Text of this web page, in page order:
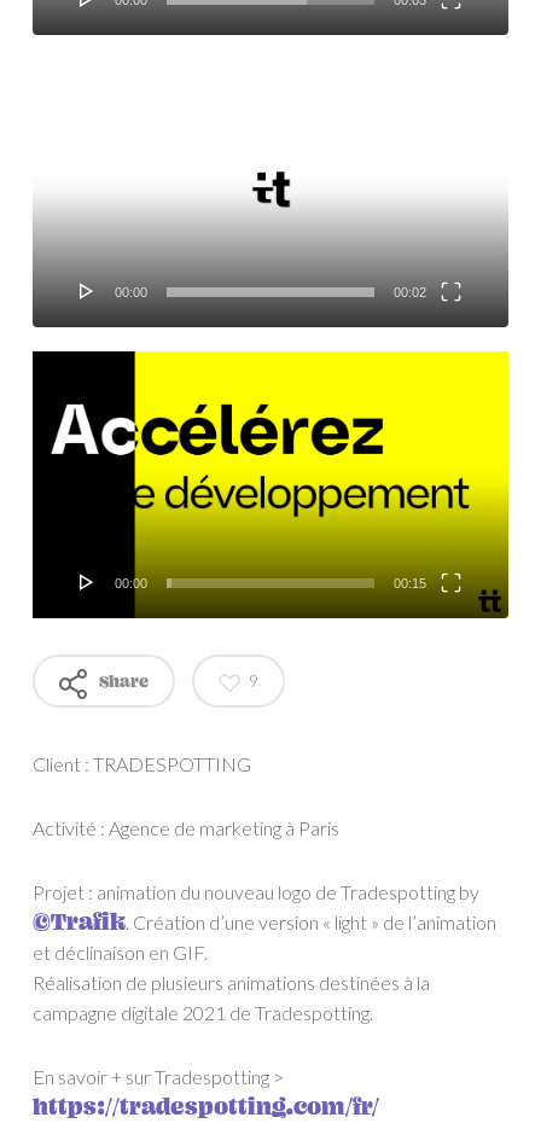
00:00 00:02
00:00 00:15
Share 9
Client : TRADESPOTTING
Activité : Agence de marketing à Paris
Projet : animation du nouveau logo de Tradespotting by
©Trafik. Création d’une version « light » de l’animation
et déclinaison en GIF.
Réalisation de plusieurs animations destinées à la
campagne digitale 2021 de Tradespotting.
En savoir + sur Tradespotting >
https://tradespotting.com/fr/